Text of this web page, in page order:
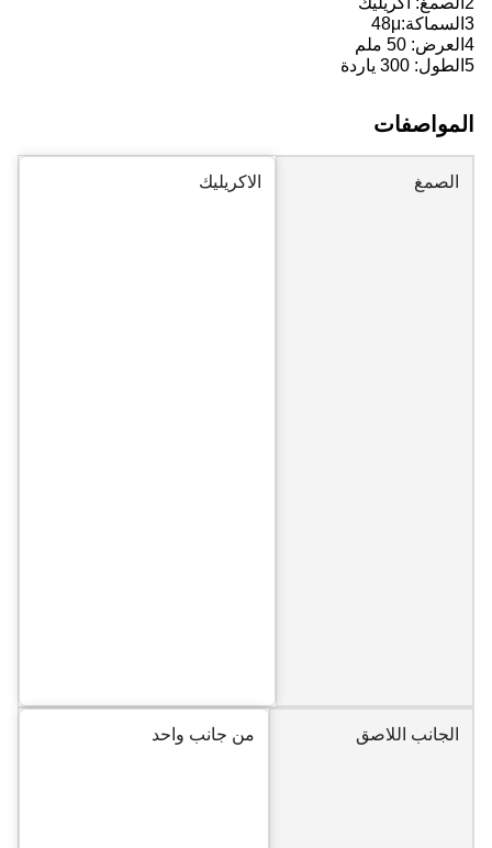
3السماكة:48
μ
4العرض: 50 ملم
5الطول: 300 ياردة
المواصفات
الصمغ الاكريليك
الجانب اللاصق من جانب واحد